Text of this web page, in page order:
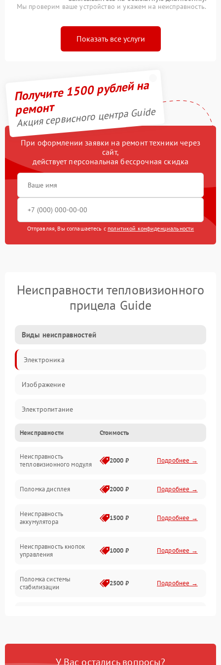
Мы проверим ваше устройство и укажем на неисправность.
Показать все услуги
Получите 1500 рублей на
ремонт
Акция сервисного центра Guide
При оформлении заявки на ремонт техники через
сайт,
действует персональная бессрочная скидка
Отправляя, Вы соглашаетесь с политикой конфиденциальности
Неисправности тепловизионного
прицела Guide
Виды неисправностей
Электроника
Изображение
Электропитание
Измерения
Матрица
Неисправности Стоимость
Неисправность
тепловизионного модуля
2000 ₽ Подробнее →
Поломка дисплея 2000 ₽ Подробнее →
Неисправность
аккумулятора
1500 ₽ Подробнее →
Неисправность кнопок
управления
1000 ₽ Подробнее →
Поломка системы
стабилизации
2500 ₽ Подробнее →
Неисправность системы
У Вас остались вопросы?